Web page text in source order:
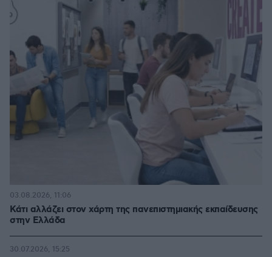
Κάτι αλλάζει στον χάρτη της πανεπιστημιακής εκπαίδευσης
στην Ελλάδα
03.08.2026, 11:06
30.07.2026, 15:25